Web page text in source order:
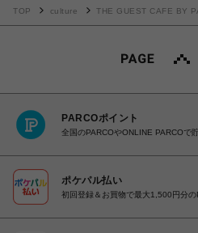
TOP culture THE GUEST CAFE BY
PARCOポイント
全国のPARCOやONLINE PARCOで
ポケパル払い
初回登録＆お買物で最大1,500円分の